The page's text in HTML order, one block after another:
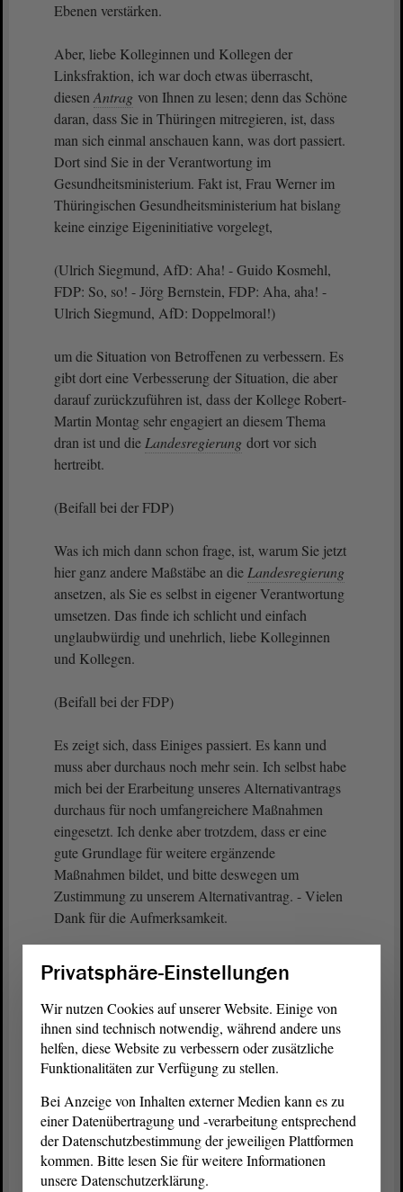
Ebenen verstärken.
Aber, liebe Kolleginnen und Kollegen der
Linksfraktion, ich war doch etwas überrascht,
diesen Antrag von Ihnen zu lesen; denn das Schöne
daran, dass Sie in Thüringen mitregieren, ist, dass
man sich einmal anschauen kann, was dort passiert.
Dort sind Sie in der Verantwortung im
Gesundheitsministerium. Fakt ist, Frau Werner im
Thüringischen Gesundheitsministerium hat bislang
keine einzige Eigeninitiative vorgelegt,
(Ulrich Siegmund, AfD: Aha! - Guido Kosmehl,
FDP: So, so! - Jörg Bernstein, FDP: Aha, aha! -
Ulrich Siegmund, AfD: Doppelmoral!)
um die Situation von Betroffenen zu verbessern. Es
gibt dort eine Verbesserung der Situation, die aber
darauf zurückzuführen ist, dass der Kollege Robert-
Martin Montag sehr engagiert an diesem Thema
dran ist und die Landesregierung dort vor sich
hertreibt.
(Beifall bei der FDP)
Was ich mich dann schon frage, ist, warum Sie jetzt
hier ganz andere Maßstäbe an die Landesregierung
ansetzen, als Sie es selbst in eigener Verantwortung
umsetzen. Das finde ich schlicht und einfach
unglaubwürdig und unehrlich, liebe Kolleginnen
und Kollegen.
(Beifall bei der FDP)
Es zeigt sich, dass Einiges passiert. Es kann und
muss aber durchaus noch mehr sein. Ich selbst habe
mich bei der Erarbeitung unseres Alternativantrags
durchaus für noch umfangreichere Maßnahmen
eingesetzt. Ich denke aber trotzdem, dass er eine
gute Grundlage für weitere ergänzende
Maßnahmen bildet, und bitte deswegen um
Zustimmung zu unserem Alternativantrag. - Vielen
Dank für die Aufmerksamkeit.
und bei der SPD)
Vizepräsidentin Anne-Marie Keding:
Kurzintervention von Herrn Wald. - Herr Wald,
bitte.
Privatsphäre-Einstellungen
Wir nutzen Cookies auf unserer Website. Einige von
ihnen sind technisch notwendig, während andere uns
helfen, diese Website zu verbessern oder zusätzliche
Funktionalitäten zur Verfügung zu stellen.
Bei Anzeige von Inhalten externer Medien kann es zu
einer Datenübertragung und -verarbeitung entsprechend
der Datenschutzbestimmung der jeweiligen Plattformen
kommen. Bitte lesen Sie für weitere Informationen
unsere Datenschutzerklärung.